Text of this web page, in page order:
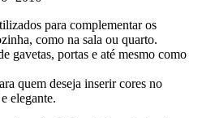
para complementar os
como na sala ou quarto.
gavetas, portas e até mesmo como
quem deseja inserir cores no
elegante.